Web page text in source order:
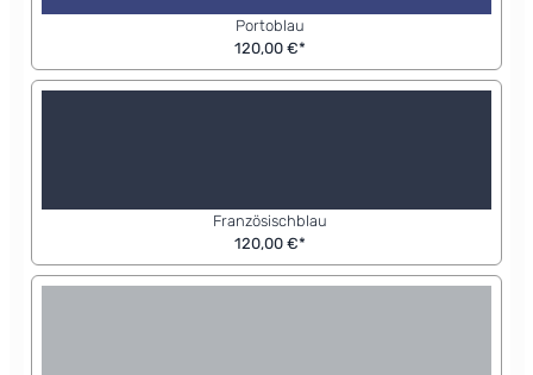
Portoblau
120,00 €*
Französischblau
120,00 €*